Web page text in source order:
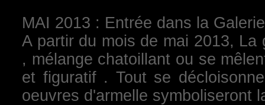
MAI 2013 : Entrée dans la
A partir du mois de mai 2013,
, mélange chatoillant ou se
et figuratif . Tout se
oeuvres d'armelle symboliseront